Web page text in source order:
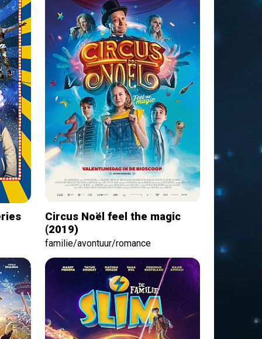
Circus Noël feel the magic
(2019)
familie/avontuur/romance